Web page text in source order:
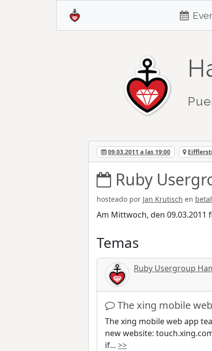
09.03.2011 a las 19:00
Ruby
hosteado por Jan Krutisch en
Am Mittwoch, den
Temas
Ruby Usergroup
The xing mobile
The xing mobile web app
new website:
if... >>